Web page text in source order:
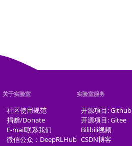
关于实验室
社区使用规范
捐赠/Donate
E-mail联系我们
微信公众：DeepRLHub
实验室服务
开源项目: Github
开源项目: Gitee
Bilibili视频
CSDN博客